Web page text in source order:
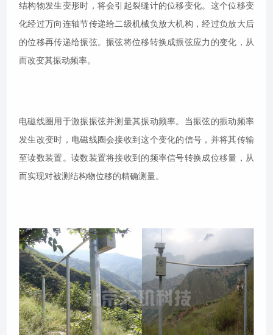
结构物发生变形时，将会引起裂缝计的位移变化。这个位移变
化经过万向连轴节传递给二级机械负放大机构，经过负放大后
的位移再传递给振弦。振弦将位移转换成振弦应力的变化，从
而改变其振动频率。
电磁线圈用于激振振弦并测量其振动频率。当振弦的振动频率
发生改变时，电磁线圈会接收到这个变化的信号，并将其传输
至读数装置。读数装置将接收到的频率信号转换成位移量，从
而实现对被测结构物位移的精确测量。